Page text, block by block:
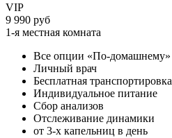
VIP
9 990 руб
1-я местная комната
Все опции «По-домашнему»
Личный врач
Бесплатная транспортировка
Индивидуальное питание
Сбор анализов
Отслеживание динамики
от 3-х капельниц в день